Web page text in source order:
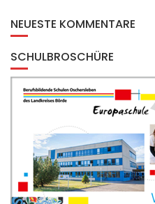
NEUESTE KOMMENTARE
SCHULBROSCHÜRE